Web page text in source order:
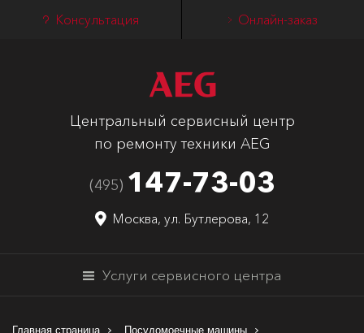
Консультация Онлайн-заказ
Центральный сервисный центр
по ремонту техники AEG
(495) 147-73-03
Москва, ул. Бутлерова, 12
Услуги сервисного центра
Главная страница
Посудомоечные машины